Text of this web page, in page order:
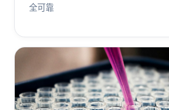
全可靠